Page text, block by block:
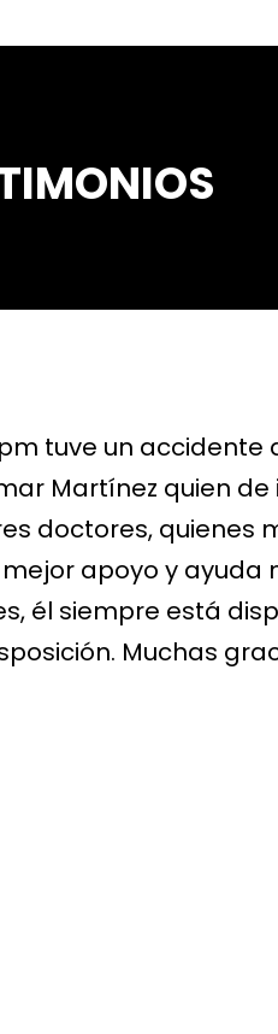
tuve un accidente
Martínez quien
doctores, quienes
apoyo y
él siempre está
Muchas